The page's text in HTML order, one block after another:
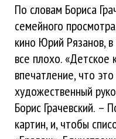
По словам Бориса
семейного
кино Юрий Рязанов,
все плохо. «Детское
впечатление, что
художественный
Борис Грачевский. –
картин, и, чтобы